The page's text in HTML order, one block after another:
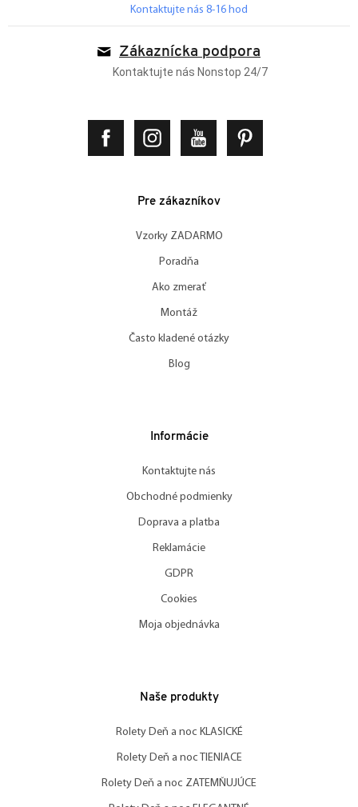
Kontaktujte nás 8-16 hod
Zákaznícka podpora
Kontaktujte nás Nonstop 24/7
Pre zákazníkov
Vzorky ZADARMO
Poradňa
Ako zmerať
Montáž
Často kladené otázky
Blog
Informácie
Kontaktujte nás
Obchodné podmienky
Doprava a platba
Reklamácie
GDPR
Cookies
Moja objednávka
Naše produkty
Rolety Deň a noc KLASICKÉ
Rolety Deň a noc TIENIACE
Rolety Deň a noc ZATEMŇUJÚCE